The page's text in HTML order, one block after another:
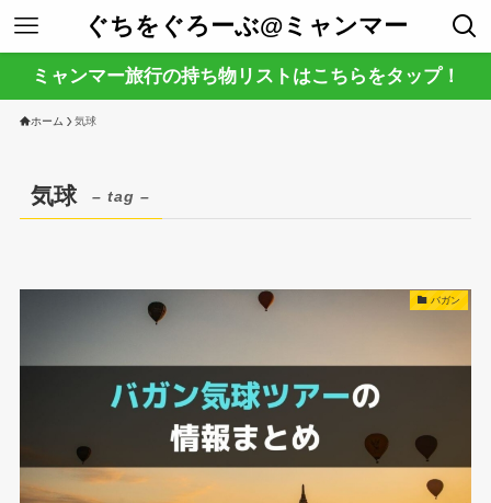
ぐちをぐろーぶ@ミャンマー
ミャンマー旅行の持ち物リストはこちらをタップ！
ホーム 気球
気球 – tag –
バガン